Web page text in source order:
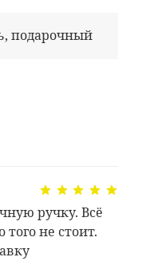
подарочный
ручку. Всё
не стоит.